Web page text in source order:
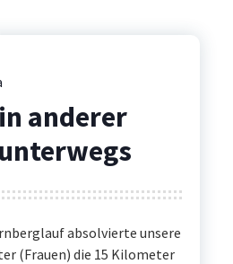
anderer
absolvierte unsere
(Frauen) die 15 Kilometer